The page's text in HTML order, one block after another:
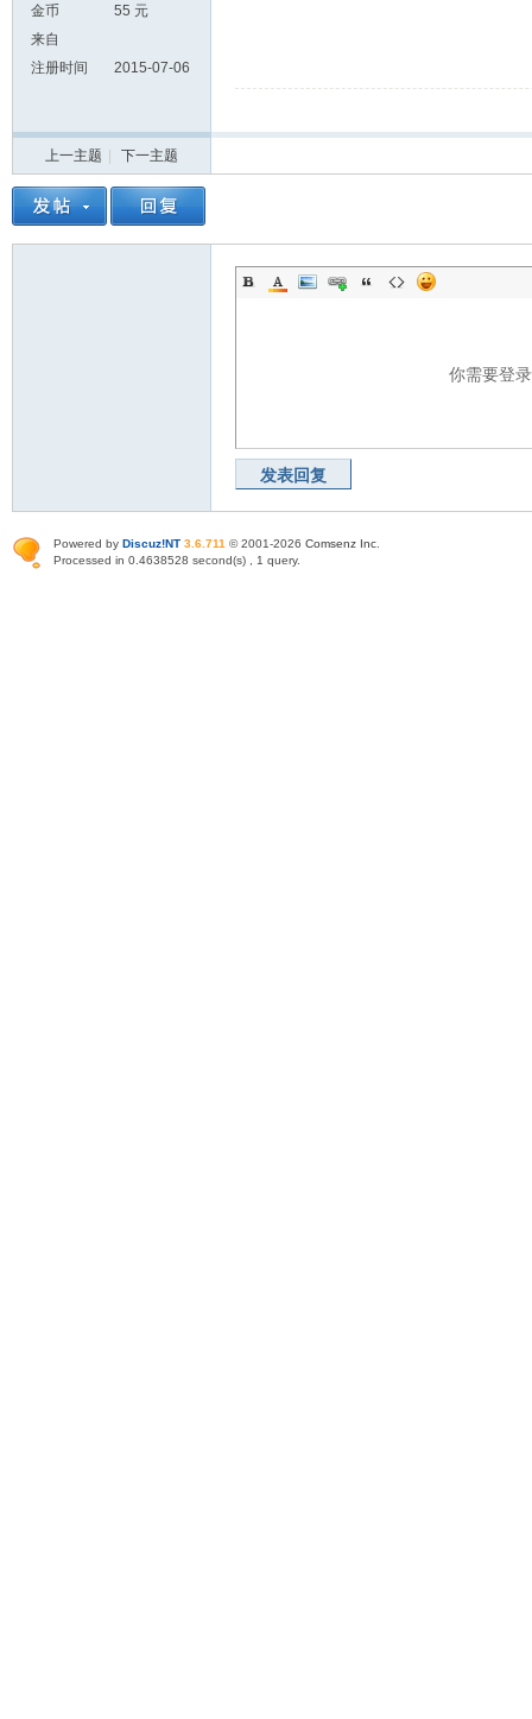
金币
55 元
来自
注册时间
2015-07-06
上一主题 下一主题
你需要登
发表回复
Powered by Discuz!NT 3.6.711 © 2001-2026 Comsenz Inc
Processed in 0.4638528 second(s) , 1 query.